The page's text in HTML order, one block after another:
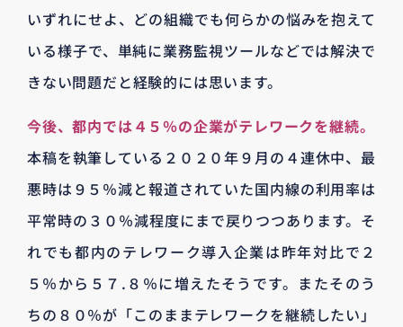
いずれにせよ、どの組織でも何らかの悩みを抱えて
いる様子で、単純に業務監視ツールなどでは解決で
きない問題だと経験的には思います。
今後、都内では４５％の企業がテレワークを継続。
本稿を執筆している２０２０年９月の４連休中、最
悪時は９５％減と報道されていた国内線の利用率は
平常時の３０％減程度にまで戻りつつあります。そ
れでも都内のテレワーク導入企業は昨年対比で２
５％から５７.８％に増えたそうです。またそのう
ちの８０％が「このままテレワークを継続したい」